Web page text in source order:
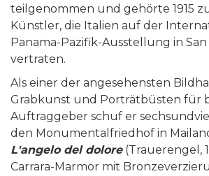
teilgenommen und gehörte 1915
Künstler, die Italien auf der
Panama-Pazifik-Ausstellung in San
vertraten.
Als einer der angesehensten
Grabkunst und Porträtbüsten für
Auftraggeber schuf er
den Monumentalfriedhof in
L'angelo del dolore(Trauerengel,
Carrara-Marmor mit